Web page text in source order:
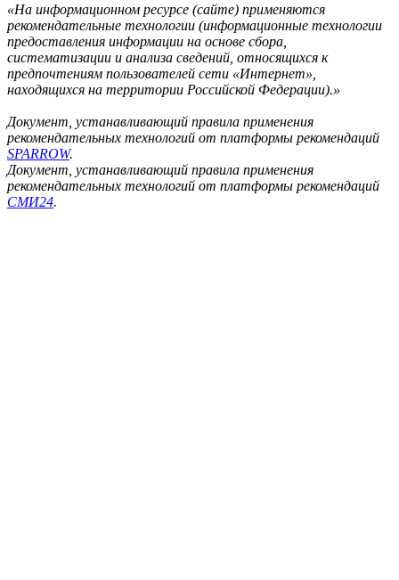
«На информационном ресурсе (сайте) применяются
рекомендательные технологии (информационные технологии
предоставления информации на основе сбора,
систематизации и анализа сведений, относящихся к
предпочтениям пользователей сети «Интернет»,
находящихся на территории Российской Федерации).»
Документ, устанавливающий правила применения
рекомендательных технологий от платформы рекомендаций
SPARROW.
Документ, устанавливающий правила применения
рекомендательных технологий от платформы рекомендаций
СМИ24.